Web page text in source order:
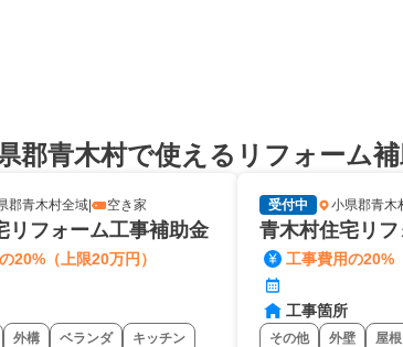
郡青木村で使えるリフォーム
郡青木村全域 空き家
リフォーム工事補助金
20%（上限20万円）
外構 ベランダ キッチン
受付中 小県郡青木
青木村住宅リ
工事費用の20%
工事箇所
その他 外壁 屋根